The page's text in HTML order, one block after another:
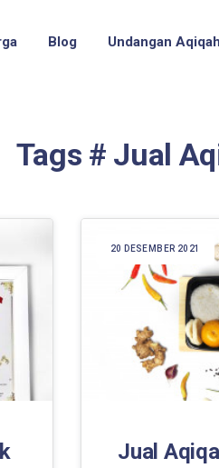
Blog Undangan Aqiqah
Tags # Jual
20 DESEMBER 2021
Jual